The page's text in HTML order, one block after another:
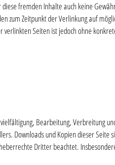
fremden Inhalte auch keine
Zeitpunkt der Verlinkung auf
Seiten ist jedoch ohne
Bearbeitung, Verbreitung
Downloads und Kopien dieser Seite
Dritter beachtet.